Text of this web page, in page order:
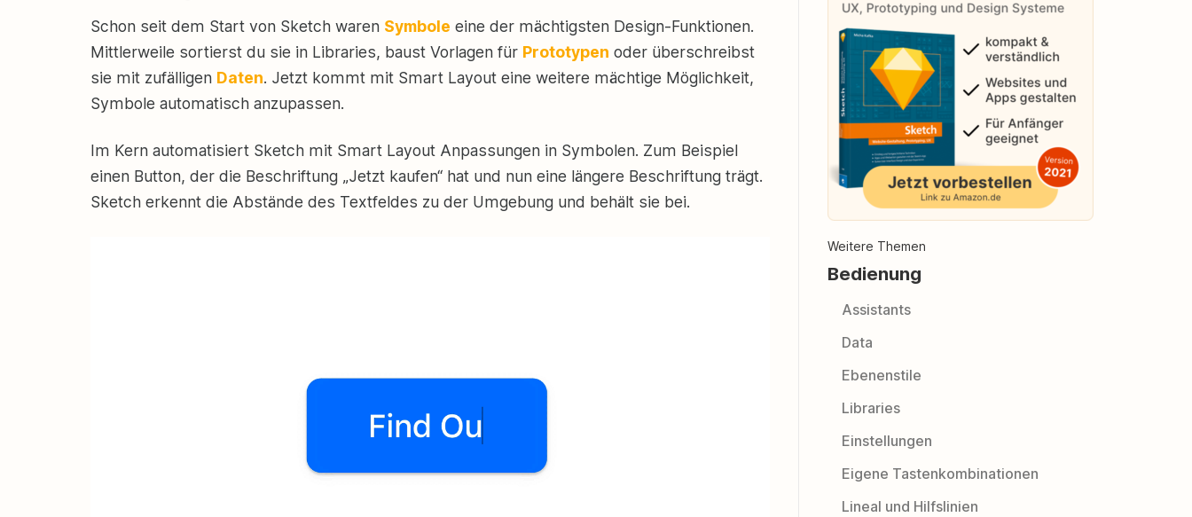
Schon seit dem Start von Sketch waren Symbole eine der mächtigsten Design-Funktionen.
Mittlerweile sortierst du sie in Libraries, baust Vorlagen für Prototypen oder überschreibst
sie mit zufälligen Daten. Jetzt kommt mit Smart Layout eine weitere mächtige Möglichkeit,
Symbole automatisch anzupassen.
Im Kern automatisiert Sketch mit Smart Layout Anpassungen in Symbolen. Zum Beispiel
einen Button, der die Beschriftung „Jetzt kaufen“ hat und nun eine längere Beschriftung trägt.
Sketch erkennt die Abstände des Textfeldes zu der Umgebung und behält sie bei.
Weitere Themen
Bedienung
Assistants
Data
Ebenenstile
Libraries
Einstellungen
Eigene Tastenkombinationen
Lineal und Hilfslinien